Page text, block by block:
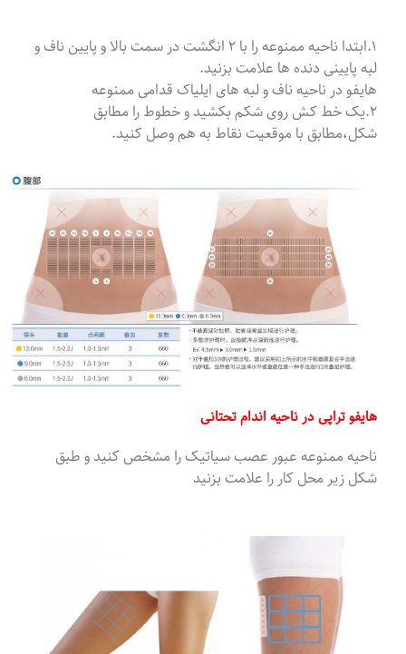
۱.ابتدا ناحیه ممنوعه را با ۲ انگشت در سمت بالا و پایین ناف و
لبه پایینی دنده ها علامت بزنید.
هایفو در ناحیه ناف و لبه های ایلیاک قدامی ممنوعه
۲.یک خط کش روی شکم بکشید و خطوط را مطابق
شکل،مطابق با موقعیت نقاط به هم وصل کنید.
هایفو تراپی در ناحیه اندام تحتانی
ناحیه ممنوعه عبور عصب سیاتیک را مشخص کنید و طبق
شکل زیر محل کار را علامت بزنید